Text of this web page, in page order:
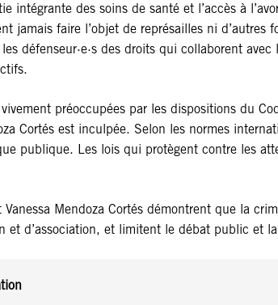
intégrante des soins de santé et l’accès à
jamais faire l’objet de représailles ni
défenseur·e·s des droits qui collaborent
préoccupées par les dispositions du
Cortés est inculpée. Selon les normes
publique. Les lois qui protègent contre les
Mendoza Cortés démontrent que la
et d’association, et limitent le débat public et